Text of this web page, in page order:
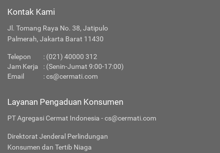
Kontak Kami
Jl. Tomang Raya No. 38, Jatipulo
Palmerah, Jakarta Barat 11430
Telepon : (021) 40000 312
Jam Kerja
: (Senin-Jumat 9:00-17:00)
Email
:cs@cermati.com
Layanan Pengaduan Konsumen
PT Agregasi Cermat Indonesia - cs@cermati.com
Direktorat Jenderal Perlindungan
Konsumen dan Tertib Niaga